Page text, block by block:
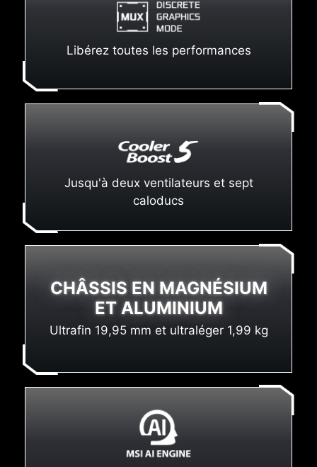
Libérez toutes les performances
Jusqu'à deux ventilateurs et sept
caloducs
CHÂSSIS EN MAGNÉSIUM
ET ALUMINIUM
Ultrafin 19,95 mm et ultraléger 1,99 kg